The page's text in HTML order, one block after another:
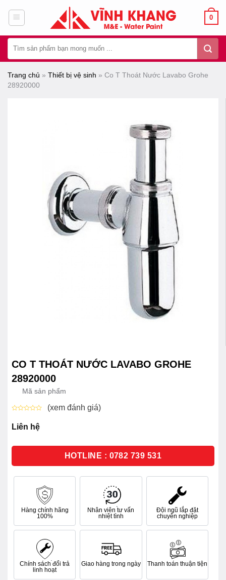
dung
0
kiếm:
Trang chủ » Thiết bị vệ sinh » Co T Thoát Nước Lavabo Grohe
28920000
CO T THOÁT NƯỚC LAVABO GROHE
28920000
Mã sản phẩm
xếp
hạng
sao
(xem đánh giá)
Liên hệ
HOTLINE : 0782 739 531
Hàng chính hãng
100%
Nhân viên tư vấn
nhiệt tình
Đội ngũ lắp đặt
chuyên nghiệp
Chính sách đổi trả
linh hoạt
Giao hàng trong ngày Thanh toán thuận tiện